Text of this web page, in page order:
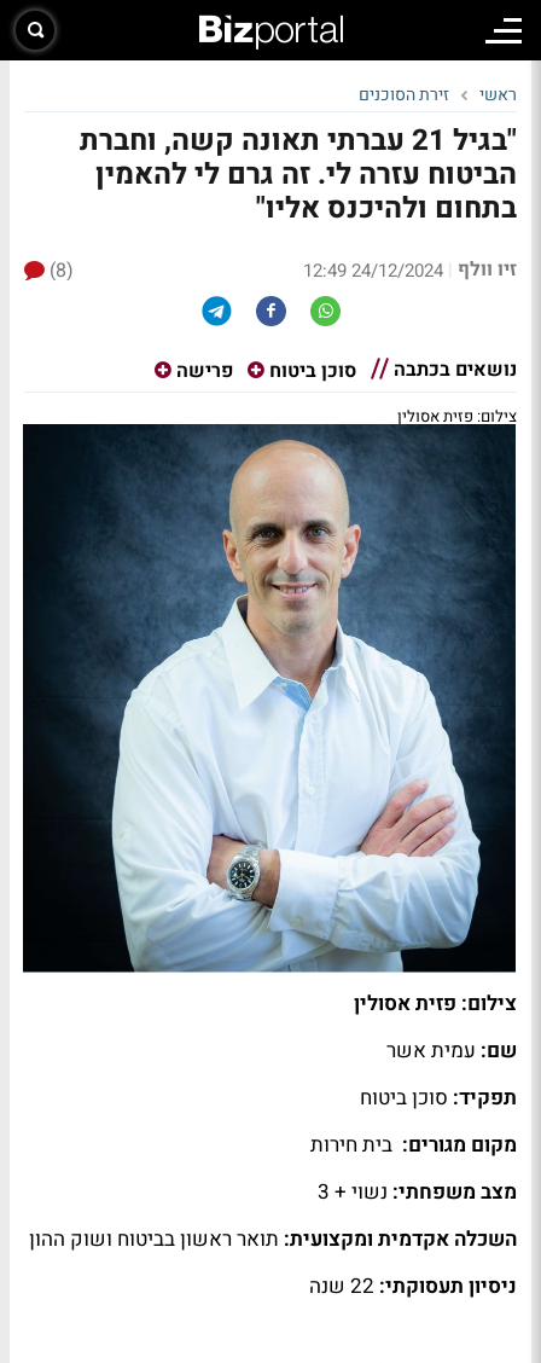
ראשי זירת הסוכנים
"בגיל 21 עברתי תאונה קשה, וחברת
הביטוח עזרה לי. זה גרם לי להאמין
בתחום ולהיכנס אליו"
זיו וולף |
24/12/2024 12:49
(8)
נושאים בכתבה סוכן ביטוח פרישה
צילום: פזית אסולין
צילום: פזית אסולין
שם: עמית אשר
תפקיד: סוכן ביטוח
מקום מגורים: בית חירות
מצב משפחתי: נשוי + 3
השכלה אקדמית ומקצועית: תואר ראשון בביטוח ושוק ההון
ניסיון תעסוקתי: